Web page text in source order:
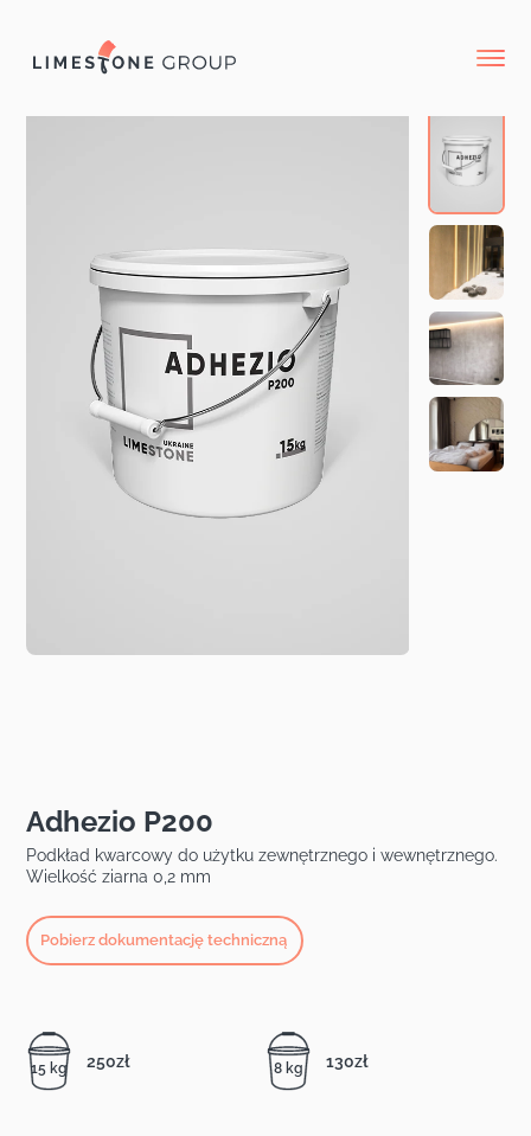
Adhezio P200
Podkład kwarcowy do użytku zewnętrznego i wewnętrznego.
Wielkość ziarna 0,2 mm
Pobierz dokumentację techniczną
15 kg 250zł 8 kg 130zł